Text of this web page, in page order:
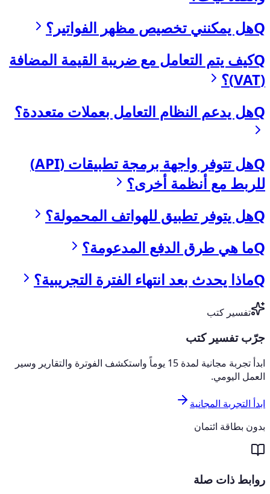
Qهل يمكنني تخصيص مظهر الفواتير؟
Qكيف يتم التعامل مع ضريبة القيمة المضافة
(VAT)؟
Qهل يدعم النظام التعامل بعملات متعددة؟
Q
هل تتوفر واجهة برمجة تطبيقات (API)
للربط مع أنظمة أخرى؟
Qهل يتوفر تطبيق للهواتف المحمولة؟
Qما هي طرق الدفع المدعومة؟
Qماذا يحدث بعد انتهاء الفترة التجريبية؟
تفسير كتب
جرّب تفسير كتب
ابدأ تجربة مجانية لمدة 15 يوماً واستكشف الفوترة والتقارير وسير
العمل اليومي.
ابدأ التجربة المجانية
بدون بطاقة ائتمان
روابط ذات صلة